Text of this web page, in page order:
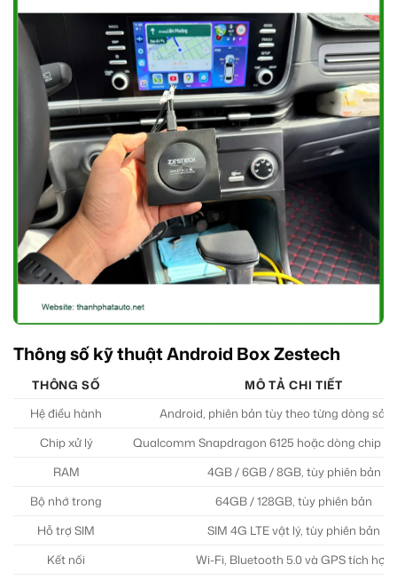
Thông số kỹ thuật Android Box Zestech
THÔNG SỐ
MÔ TẢ CHI TIẾT
Hệ điều hành
Android, phiên bản tùy theo từng dòng sản
Chip xử lý
Qualcomm Snapdragon 6125 hoặc dòng chip
RAM
4GB / 6GB / 8GB, tùy phiên bản
Bộ nhớ trong
64GB / 128GB, tùy phiên bản
Hỗ trợ SIM
SIM 4G LTE vật lý, tùy phiên bản
Kết nối
Wi-Fi, Bluetooth 5.0 và GPS tích hợp